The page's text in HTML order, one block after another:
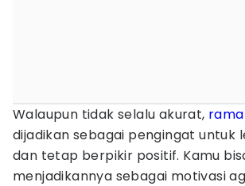
Walaupun tidak selalu akurat,
dijadikan sebagai pengingat untuk
dan tetap berpikir positif. Kamu
menjadikannya sebagai motivasi